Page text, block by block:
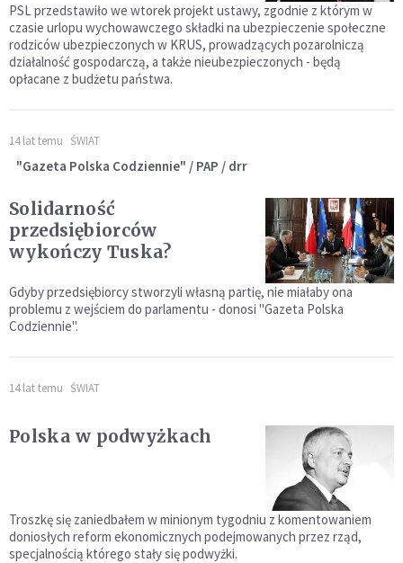
PSL przedstawiło we wtorek projekt ustawy, zgodnie z którym w
czasie urlopu wychowawczego składki na ubezpieczenie społeczne
rodziców ubezpieczonych w KRUS, prowadzących pozarolniczą
działalność gospodarczą, a także nieubezpieczonych - będą
opłacane z budżetu państwa.
14 lat temu ŚWIAT
"Gazeta Polska Codziennie" / PAP / drr
Solidarność
przedsiębiorców
wykończy Tuska?
Gdyby przedsiębiorcy stworzyli własną partię, nie miałaby ona
problemu z wejściem do parlamentu - donosi "Gazeta Polska
Codziennie".
14 lat temu ŚWIAT
Polska w podwyżkach
Troszkę się zaniedbałem w minionym tygodniu z komentowaniem
doniosłych reform ekonomicznych podejmowanych przez rząd,
specjalnością którego stały się podwyżki.